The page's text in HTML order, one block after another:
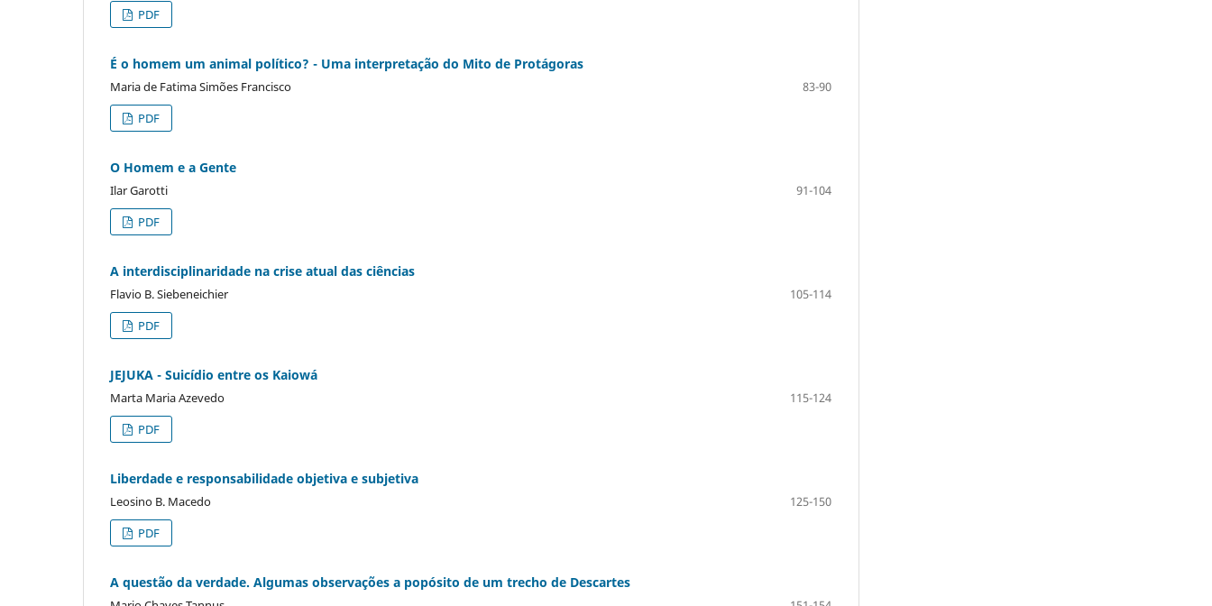
PDF
É o homem um animal político? - Uma interpretação do Mito de Protágoras
Maria de Fatima Simões Francisco
83-90
PDF
O Homem e a Gente
Ilar Garotti
91-104
PDF
A interdisciplinaridade na crise atual das ciências
Flavio B. Siebeneichier
105-114
PDF
JEJUKA - Suicídio entre os Kaiowá
Marta Maria Azevedo
115-124
PDF
Liberdade e responsabilidade objetiva e subjetiva
Leosino B. Macedo
125-150
PDF
A questão da verdade. Algumas observações a popósito de um trecho de Descartes